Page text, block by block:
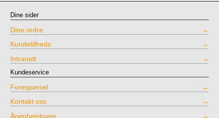
Dine sider
Dine ordre
Kundetilfreds
Intranett
Kundeservice
Forespørsel
Kontakt oss
Åpenhetsloven